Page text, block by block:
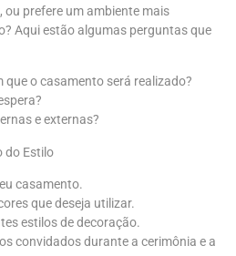
prefere um ambiente mais
Aqui estão algumas perguntas que
que o casamento será realizado?
e externas?
do Estilo
casamento.
que deseja utilizar.
estilos de decoração.
convidados durante a cerimônia e a